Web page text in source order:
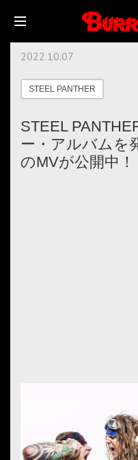
2022.10.07
STEEL PANTHER
STEEL
ー・アルバムを
のMVが公開中！